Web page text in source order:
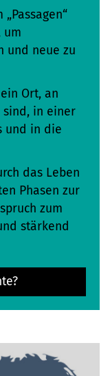
um
und neue zu
Ort, an
sind, in einer
und in die
das Leben
Phasen zur
zum
stärkend